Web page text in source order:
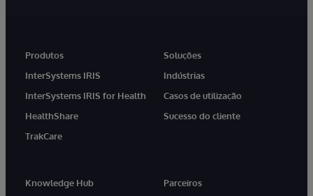
Produtos
InterSystems IRIS
InterSystems IRIS for Health
HealthShare
TrakCare
Soluções
Indústrias
Casos de utilização
Sucesso do cliente
Knowledge Hub
Parceiros